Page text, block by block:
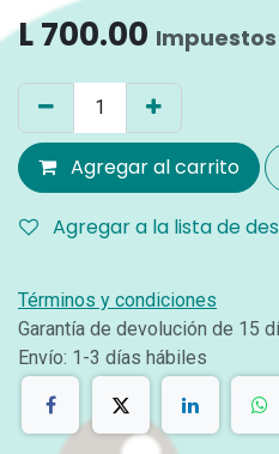
L700.00
Agregar al carrito
Agregar a la lista de
Términos y condiciones
Garantía de devolución de 15
Envío: 1-3 días hábiles